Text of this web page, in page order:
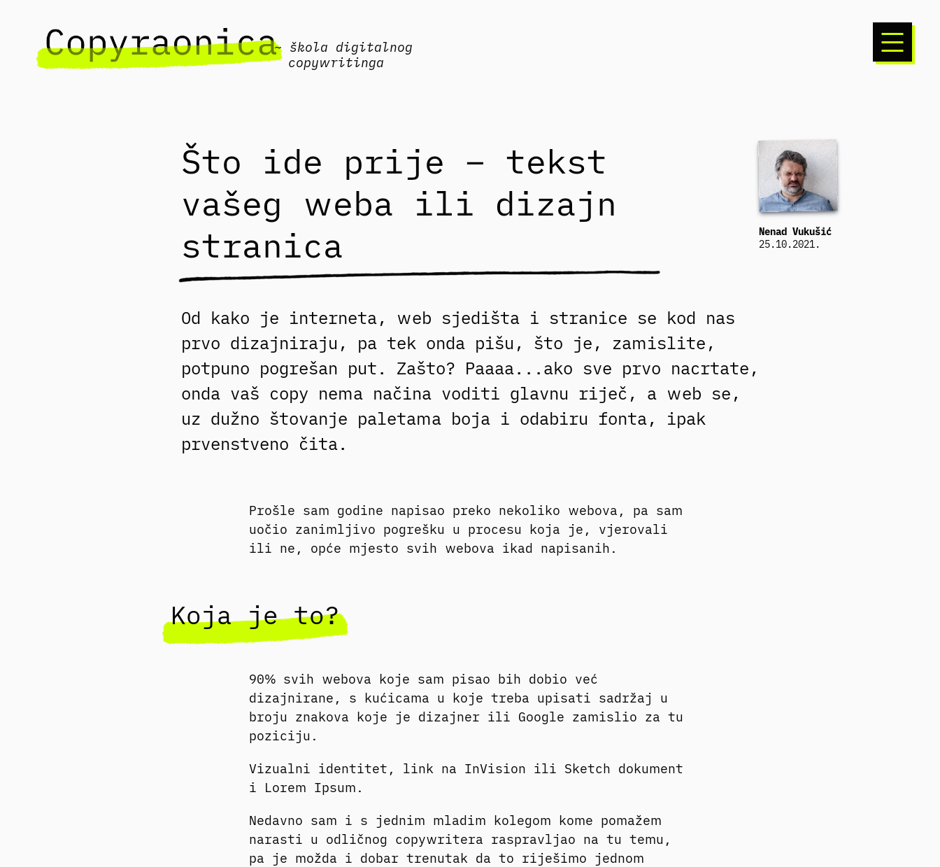
~ škola digitalnog
copywritinga
Što ide prije – tekst
vašeg weba ili dizajn
stranica
Od kako je interneta, web sjedišta i stranice se kod nas
prvo dizajniraju, pa tek onda pišu, što je, zamislite,
potpuno pogrešan put. Zašto? Paaaa...ako sve prvo nacrtate,
onda vaš copy nema načina voditi glavnu riječ, a web se,
uz dužno štovanje paletama boja i odabiru fonta, ipak
prvenstveno čita.
Nenad Vukušić
25.10.2021.
Prošle sam godine napisao preko nekoliko webova, pa sam
uočio zanimljivo pogrešku u procesu koja je, vjerovali
ili ne, opće mjesto svih webova ikad napisanih.
Koja je to?
90% svih webova koje sam pisao bih dobio već
dizajnirane, s kućicama u koje treba upisati sadržaj u
broju znakova koje je dizajner ili Google zamislio za tu
poziciju.
Vizualni identitet, link na InVision ili Sketch dokument
i Lorem Ipsum.
Nedavno sam i s jednim mladim kolegom kome pomažem
narasti u odličnog copywritera raspravljao na tu temu,
pa je možda i dobar trenutak da to riješimo jednom